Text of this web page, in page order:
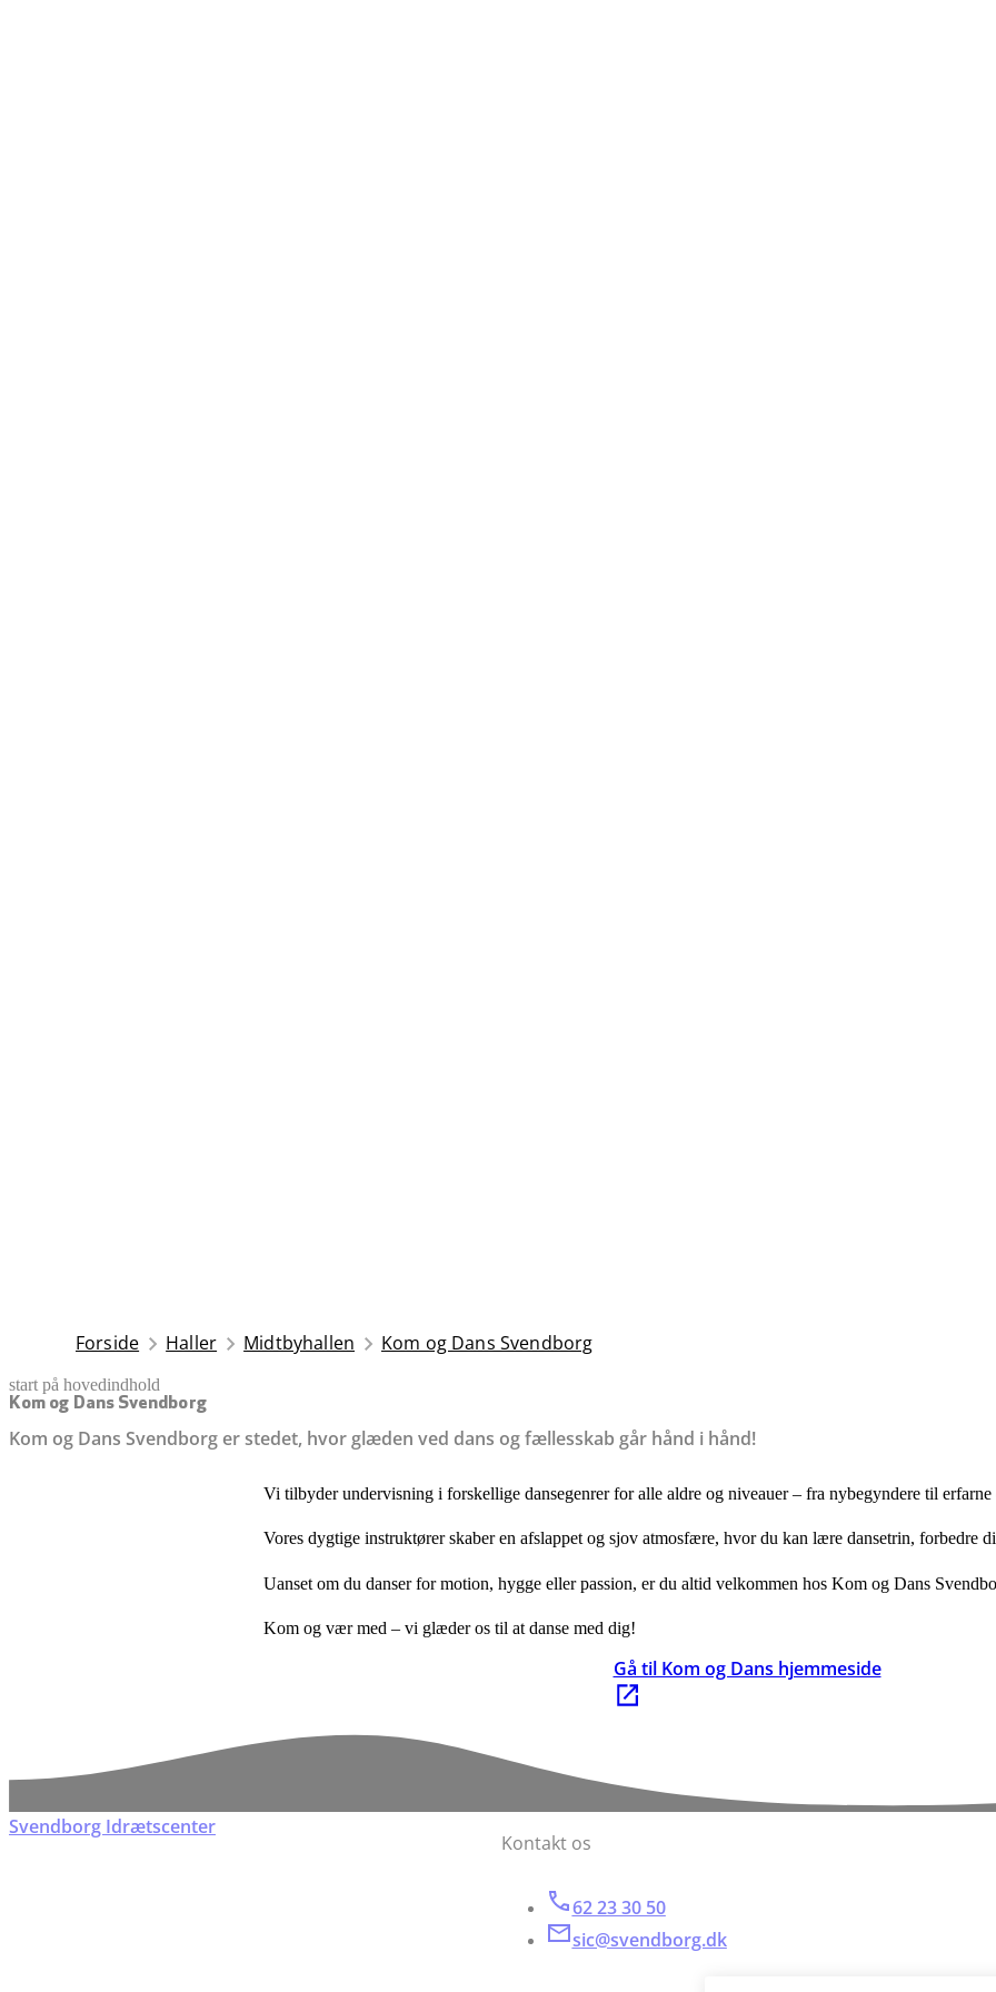
Forside Haller Midtbyhallen Kom og Dans Svendborg
start på hovedindhold
Kom og Dans Svendborg
Kom og Dans Svendborg er stedet, hvor glæden ved dans og fællesskab går hånd i hånd!
senest opdateret 25. november 2025
Vi tilbyder undervisning i forskellige dansegenrer for alle aldre og niveauer – fra nybegyndere til erfarne
Vores dygtige instruktører skaber en afslappet og sjov atmosfære, hvor du kan lære dansetrin, forbedre
Uanset om du danser for motion, hygge eller passion, er du altid velkommen hos Kom og Dans
Kom og vær med – vi glæder os til at danse med dig!
Gå til Kom og Dans hjemmeside
Svendborg Idrætscenter
Kontakt os
62 23 30 50
sic@svendborg.dk